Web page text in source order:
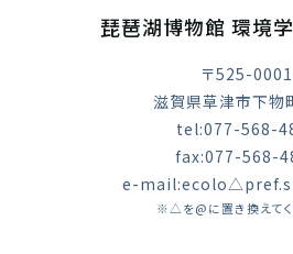
琵琶湖博物館 環境
〒525-0001
滋賀県草津市下物
tel:077-568-
fax:077-568-
e-
※△を@に置き換えてく